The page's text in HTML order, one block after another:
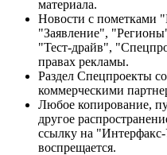
материала.
Новости с пометками
"Заявление",
"Тест-драйв",
правах рекламы.
Раздел Спецпроекты
коммерческими
Любое копирование,
другое
ссылку на
воспрещается.